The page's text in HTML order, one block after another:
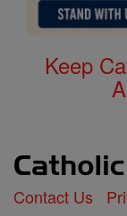
Keep
Contact Us